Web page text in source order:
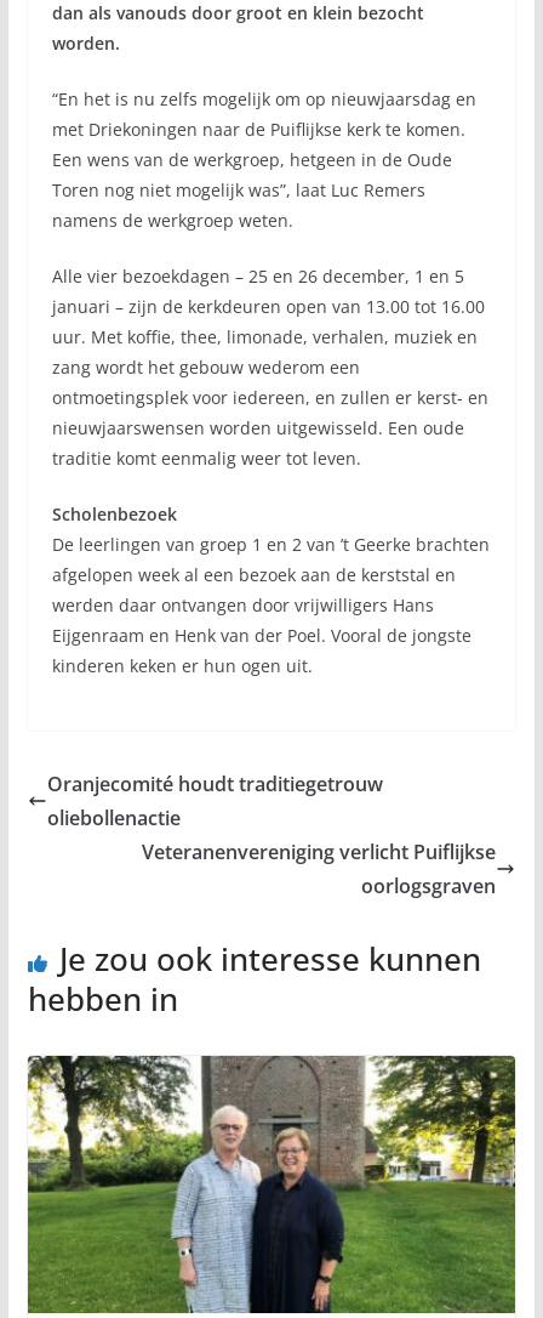
dan als vanouds door groot en klein bezocht
worden.
“En het is nu zelfs mogelijk om op nieuwjaarsdag en
met Driekoningen naar de Puiflijkse kerk te komen.
Een wens van de werkgroep, hetgeen in de Oude
Toren nog niet mogelijk was”, laat Luc Remers
namens de werkgroep weten.
Alle vier bezoekdagen – 25 en 26 december, 1 en 5
januari – zijn de kerkdeuren open van 13.00 tot 16.00
uur. Met koffie, thee, limonade, verhalen, muziek en
zang wordt het gebouw wederom een
ontmoetingsplek voor iedereen, en zullen er kerst- en
nieuwjaarswensen worden uitgewisseld. Een oude
traditie komt eenmalig weer tot leven.
Scholenbezoek
De leerlingen van groep 1 en 2 van ’t Geerke brachten
afgelopen week al een bezoek aan de kerststal en
werden daar ontvangen door vrijwilligers Hans
Eijgenraam en Henk van der Poel. Vooral de jongste
kinderen keken er hun ogen uit.
Oranjecomité houdt traditiegetrouw
oliebollenactie
Veteranenvereniging verlicht Puiflijkse
oorlogsgraven
Je zou ook interesse kunnen
hebben in